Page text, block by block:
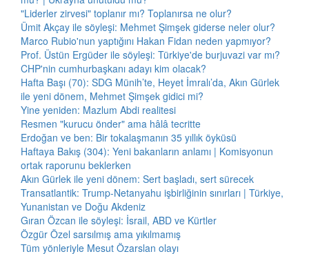
"Liderler zirvesi" toplanır mı? Toplanırsa ne olur?
Ümit Akçay ile söyleşi: Mehmet Şimşek giderse neler olur?
Marco Rubio'nun yaptığını Hakan Fidan neden yapmıyor?
Prof. Üstün Ergüder ile söyleşi: Türkiye'de burjuvazi var mı?
CHP'nin cumhurbaşkanı adayı kim olacak?
Hafta Başı (70): SDG Münih’te, Heyet İmralı’da, Akın Gürlek
ile yeni dönem, Mehmet Şimşek gidici mi?
Yine yeniden: Mazlum Abdi realitesi
Resmen "kurucu önder" ama hâlâ tecritte
Erdoğan ve ben: Bir tokalaşmanın 35 yıllık öyküsü
Haftaya Bakış (304): Yeni bakanların anlamı | Komisyonun
ortak raporunu beklerken
Akın Gürlek ile yeni dönem: Sert başladı, sert sürecek
Transatlantik: Trump-Netanyahu işbirliğinin sınırları | Türkiye,
Yunanistan ve Doğu Akdeniz
Gıran Özcan ile söyleşi: İsrail, ABD ve Kürtler
Özgür Özel sarsılmış ama yıkılmamış
Tüm yönleriyle Mesut Özarslan olayı